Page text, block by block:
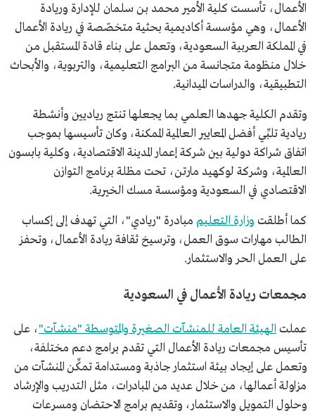
الأعمال، تأسست كلية الأمير محمد بن سلمان للإدارة وريادة
الأعمال، وهي مؤسسة أكاديمية بحثية متخصّصة في ريادة الأعمال
في المملكة العربية السعودية، وتعمل على بناء قادة المستقبل من
خلال منظومة متجانسة من البرامج التعليمية، والتربوية، والأبحاث
التطبيقية، والدراسات الميدانية.
وتقدم الكلية جهدها العلمي بما يجعلها تنتج رياديين وأنشطة
ريادية تلبِّي أفضل المعايير العالمية الممكنة، وكان تأسيسها بموجب
اتفاق شراكة دولية بين شركة إعمار المدينة الاقتصادية، وكلية بابسون
العالمية، وشركة لوكهيد مارتن، تحت مظلة برنامج التوازن
الاقتصادي في السعودية ومؤسسة مسك الخيرية.
كما أطلقت وزارة التعليم مبادرة "ريادي"، التي تهدف إلى إكساب
الطالب مهارات سوق العمل، وترسيخ ثقافة ريادة الأعمال، وتحفز
على العمل الحر والاستثمار.
مجمعات ريادة الأعمال في السعودية
عملت الهيئة العامة للمنشآت الصغيرة والمتوسطة "منشآت"، على
تأسيس مجمعات ريادة الأعمال التي تقدم برامج دعم مختلفة،
وتعمل على إيجاد بيئة استثمار جاذبة ومستدامة تمكِّن المنشآت من
مزاولة أعمالها، من خلال عديد من المبادرات، مثل التدريب والإرشاد
وحلول التمويل والاستثمار، وتقديم برامج الاحتضان ومسرعات